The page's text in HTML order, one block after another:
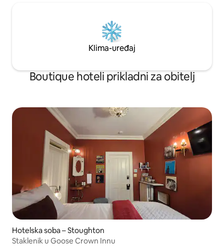
Klima-uređaj
Boutique hoteli prikladni za obitelj
Hotelska soba – Stoughton
Staklenik u Goose Crown Innu